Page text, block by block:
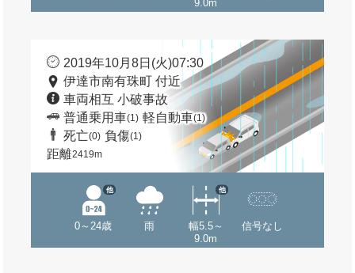
9.0m
2019年10月8日(火)07:30
伊達市南有珠町 付近
車両相互 小破事故
普通乗用車(1) 軽自動車(1)
死亡(0) 負傷(1)
距離2419m
0～24歳
他
雨
幅5.5～
9.0m
他
信号なし